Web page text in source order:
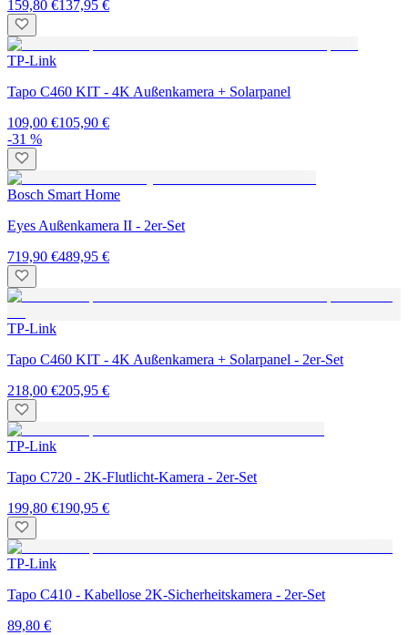
159,80 €137,95 €
TP-Link
Tapo C460 KIT - 4K Außenkamera + Solarpanel
109,00 €105,90 €
-31 %
Bosch Smart Home
Eyes Außenkamera II - 2er-Set
719,90 €489,95 €
TP-Link
Tapo C460 KIT - 4K Außenkamera + Solarpanel - 2er-Set
218,00 €205,95 €
TP-Link
Tapo C720 - 2K-Flutlicht-Kamera - 2er-Set
199,80 €190,95 €
TP-Link
Tapo C410 - Kabellose 2K-Sicherheitskamera - 2er-Set
89,80 €